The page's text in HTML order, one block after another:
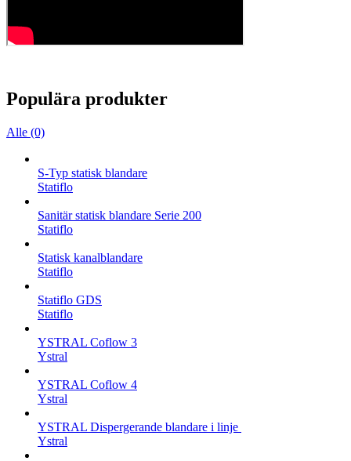
Populära produkter
Alle (0)
S-Typ statisk blandare
Statiflo
Sanitär statisk blandare Serie 200
Statiflo
Statisk kanalblandare
Statiflo
Statiflo GDS
Statiflo
YSTRAL Coflow 3
Ystral
YSTRAL Coflow 4
Ystral
YSTRAL Dispergerande blandare i linje ‍‍
Ystral